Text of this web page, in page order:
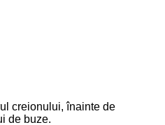
creionului, înainte de
de buze.